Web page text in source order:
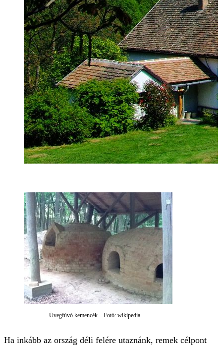
Üvegfúvó kemencék – Fotó: wikipedia
Ha inkább az ország déli felére utaznánk, remek célpont